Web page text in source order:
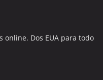
Dos EUA para todo